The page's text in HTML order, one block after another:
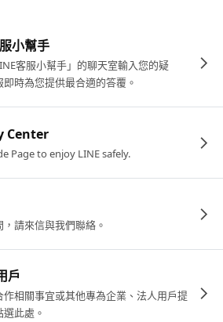
小幫手
客服小幫手」的聊天室輸入您的疑
時為您提供最合適的答覆。
Center
Page to enjoy LINE safely.
請來信與我們聯絡。
戶
作相關事宜或其他專為企業、法人用戶提
此處。